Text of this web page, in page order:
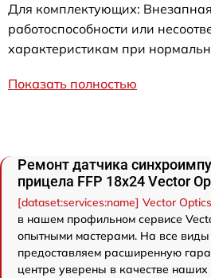
Для комплектующих:
работоспособности или
характеристикам при
Показать полностью
Ремонт датчика
прицела FFP 18x24 Vector
[dataset:services:name] Vector
в нашем профильном сервисе
опытными мастерами. На все виды
предоставляем расширенную
центре уверены в качестве наших